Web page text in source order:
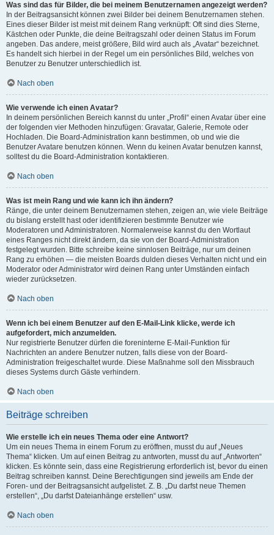
Was sind das für Bilder, die bei meinem Benutzernamen angezeigt werden?
In der Beitragsansicht können zwei Bilder bei deinem Benutzernamen stehen.
Eines dieser Bilder ist meist mit deinem Rang verknüpft: Oft sind dies Sterne,
Kästchen oder Punkte, die deine Beitragszahl oder deinen Status im Forum
angeben. Das andere, meist größere, Bild wird auch als „Avatar“ bezeichnet.
Es handelt sich hierbei in der Regel um ein persönliches Bild, welches von
Benutzer zu Benutzer unterschiedlich ist.
Nach oben
Wie verwende ich einen Avatar?
In deinem persönlichen Bereich kannst du unter „Profil“ einen Avatar über eine
der folgenden vier Methoden hinzufügen: Gravatar, Galerie, Remote oder
Hochladen. Die Board-Administration kann bestimmen, ob und wie die
Benutzer Avatare benutzen können. Wenn du keinen Avatar benutzen kannst,
solltest du die Board-Administration kontaktieren.
Nach oben
Was ist mein Rang und wie kann ich ihn ändern?
Ränge, die unter deinem Benutzernamen stehen, zeigen an, wie viele Beiträge
du bislang erstellt hast oder identifizieren bestimmte Benutzer wie
Moderatoren und Administratoren. Normalerweise kannst du den Wortlaut
eines Ranges nicht direkt ändern, da sie von der Board-Administration
festgelegt wurden. Bitte schreibe keine sinnlosen Beiträge, nur um deinen
Rang zu erhöhen — die meisten Boards dulden dieses Verhalten nicht und ein
Moderator oder Administrator wird deinen Rang unter Umständen einfach
wieder zurücksetzen.
Nach oben
Wenn ich bei einem Benutzer auf den E-Mail-Link klicke, werde ich
aufgefordert, mich anzumelden.
Nur registrierte Benutzer dürfen die foreninterne E-Mail-Funktion für
Nachrichten an andere Benutzer nutzen, falls diese von der Board-
Administration freigeschaltet wurde. Diese Maßnahme soll den Missbrauch
dieses Systems durch Gäste verhindern.
Nach oben
Beiträge schreiben
Wie erstelle ich ein neues Thema oder eine Antwort?
Um ein neues Thema in einem Forum zu eröffnen, musst du auf „Neues
Thema“ klicken. Um auf einen Beitrag zu antworten, musst du auf „Antworten“
klicken. Es könnte sein, dass eine Registrierung erforderlich ist, bevor du einen
Beitrag schreiben kannst. Deine Berechtigungen sind jeweils am Ende der
Foren- und der Beitragsansicht aufgelistet. Z. B. „Du darfst neue Themen
erstellen“, „Du darfst Dateianhänge erstellen“ usw.
Nach oben